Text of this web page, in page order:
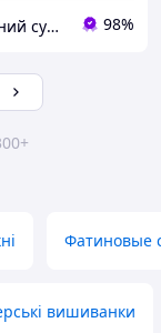
Рукодільний сундучок 98%
Фатиновые
вишиванки